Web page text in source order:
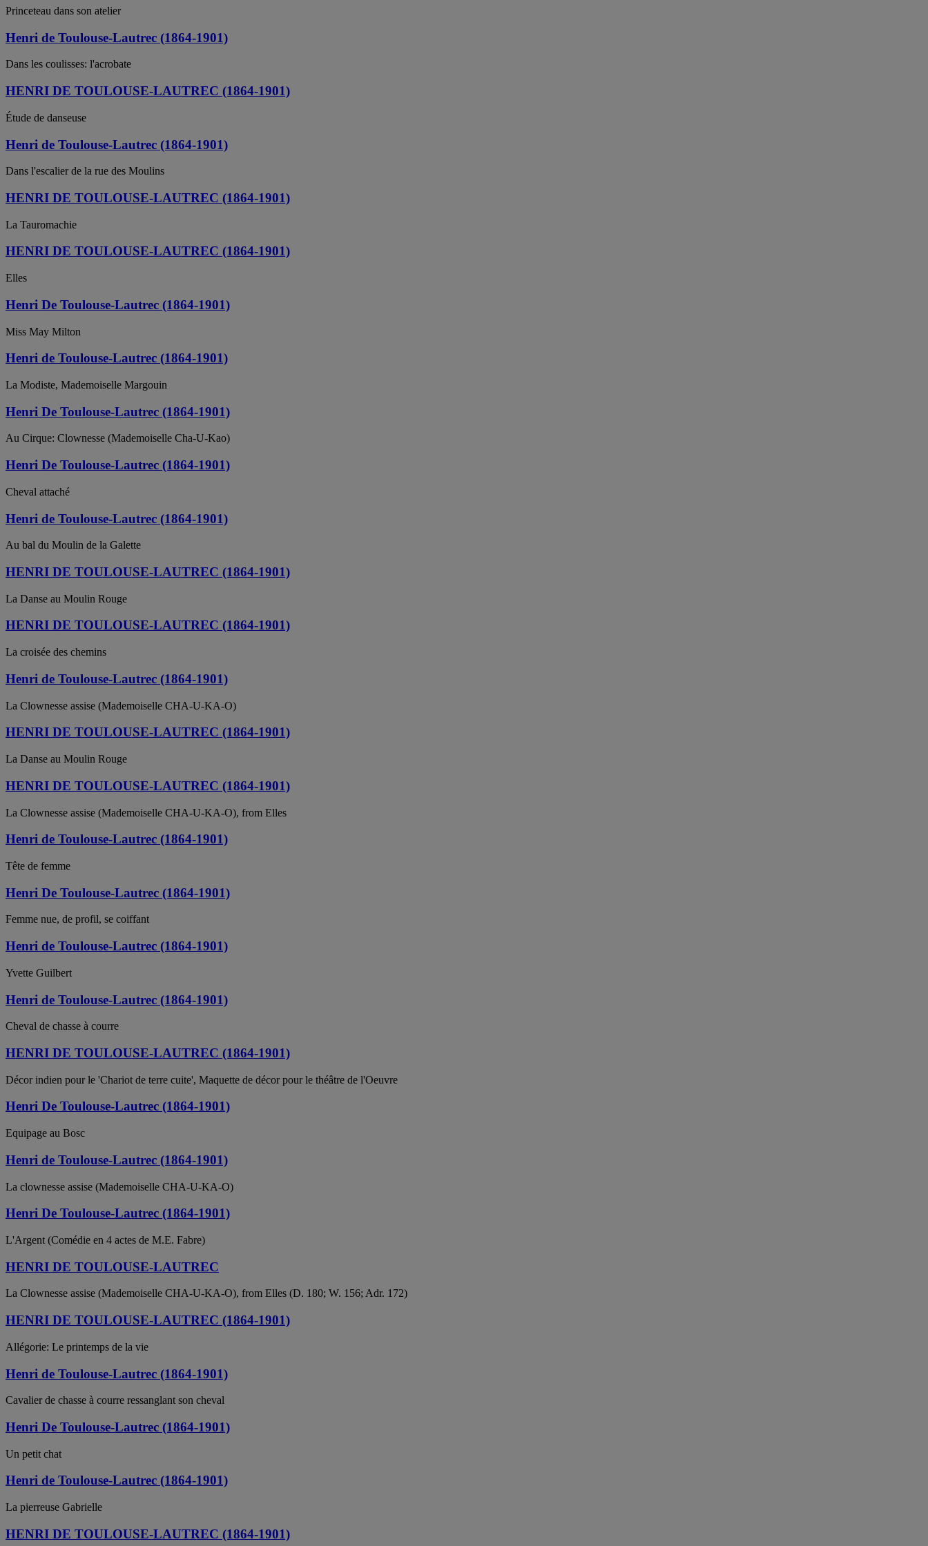
Princeteau dans son atelier
Henri de Toulouse-Lautrec (1864-1901)
Dans les coulisses: l'acrobate
HENRI DE TOULOUSE-LAUTREC (1864-1901)
Étude de danseuse
Henri de Toulouse-Lautrec (1864-1901)
Dans l'escalier de la rue des Moulins
HENRI DE TOULOUSE-LAUTREC (1864-1901)
La Tauromachie
HENRI DE TOULOUSE-LAUTREC (1864-1901)
Elles
Henri De Toulouse-Lautrec (1864-1901)
Miss May Milton
Henri de Toulouse-Lautrec (1864-1901)
La Modiste, Mademoiselle Margouin
Henri De Toulouse-Lautrec (1864-1901)
Au Cirque: Clownesse (Mademoiselle Cha-U-Kao)
Henri De Toulouse-Lautrec (1864-1901)
Cheval attaché
Henri de Toulouse-Lautrec (1864-1901)
Au bal du Moulin de la Galette
HENRI DE TOULOUSE-LAUTREC (1864-1901)
La Danse au Moulin Rouge
HENRI DE TOULOUSE-LAUTREC (1864-1901)
La croisée des chemins
Henri de Toulouse-Lautrec (1864-1901)
La Clownesse assise (Mademoiselle CHA-U-KA-O)
HENRI DE TOULOUSE-LAUTREC (1864-1901)
La Danse au Moulin Rouge
HENRI DE TOULOUSE-LAUTREC (1864-1901)
La Clownesse assise (Mademoiselle CHA-U-KA-O), from Elles
Henri de Toulouse-Lautrec (1864-1901)
Tête de femme
Henri De Toulouse-Lautrec (1864-1901)
Femme nue, de profil, se coiffant
Henri de Toulouse-Lautrec (1864-1901)
Yvette Guilbert
Henri de Toulouse-Lautrec (1864-1901)
Cheval de chasse à courre
HENRI DE TOULOUSE-LAUTREC (1864-1901)
Décor indien pour le 'Chariot de terre cuite', Maquette de décor pour le théâtre de l'Oeuvre
Henri De Toulouse-Lautrec (1864-1901)
Equipage au Bosc
Henri de Toulouse-Lautrec (1864-1901)
La clownesse assise (Mademoiselle CHA-U-KA-O)
Henri De Toulouse-Lautrec (1864-1901)
L'Argent (Comédie en 4 actes de M.E. Fabre)
HENRI DE TOULOUSE-LAUTREC
La Clownesse assise (Mademoiselle CHA-U-KA-O), from Elles (D. 180; W. 156; Adr. 172)
HENRI DE TOULOUSE-LAUTREC (1864-1901)
Allégorie: Le printemps de la vie
Henri de Toulouse-Lautrec (1864-1901)
Cavalier de chasse à courre ressanglant son cheval
Henri De Toulouse-Lautrec (1864-1901)
Un petit chat
Henri de Toulouse-Lautrec (1864-1901)
La pierreuse Gabrielle
HENRI DE TOULOUSE-LAUTREC (1864-1901)